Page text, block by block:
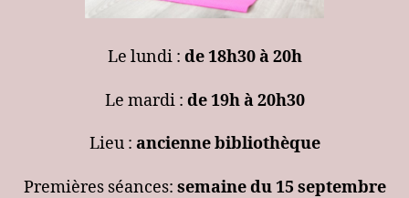
Le lundi : de 18h30 à 20h
Le mardi : de 19h à 20h30
Lieu : ancienne bibliothèque
Premières séances: semaine du 15 septembre